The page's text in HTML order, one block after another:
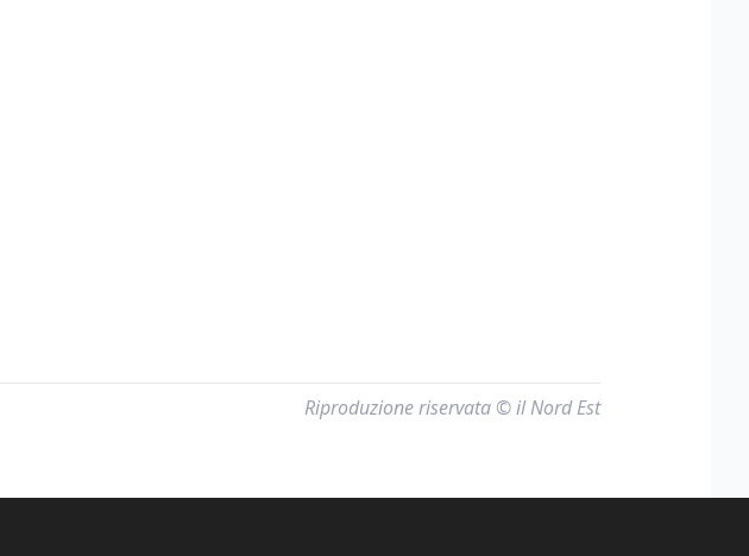
Riproduzione riservata © il Nord Est